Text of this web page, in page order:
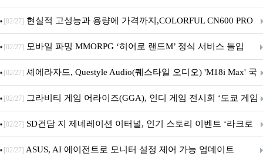
브랜드데이 기획전 진행
[02/27] 현실적 고성능과 용량에 가격까지,COLORFUL CN600 PRO
M.2 NVMe 디앤디컴 1TB
[02/27] 모바일 파밍 MMORPG ‘히어로 랜드M’ 정식 서비스 돌입
[02/27] 셰에라자드, Questyle Audio(퀘스타일 오디오) 'M18i Max' 국
내 정식 출시
[02/27] 그라비티 게임 어라이즈(GGA), 인디 게임 전시회 ‘도쿄 게임
던전 13’ 참가!
[02/27] SD건담 지 제네레이션 이터널, 인기 스토리 이벤트 ‘라크로
아의 용사’ 재개최 및 풍성한 기념 이벤트 실시!
[02/27] ASUS, AI 에이전트로 모니터 설정 제어 가능 업데이트